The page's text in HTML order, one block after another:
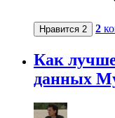
Нравится 2 2
Как лучше
данных